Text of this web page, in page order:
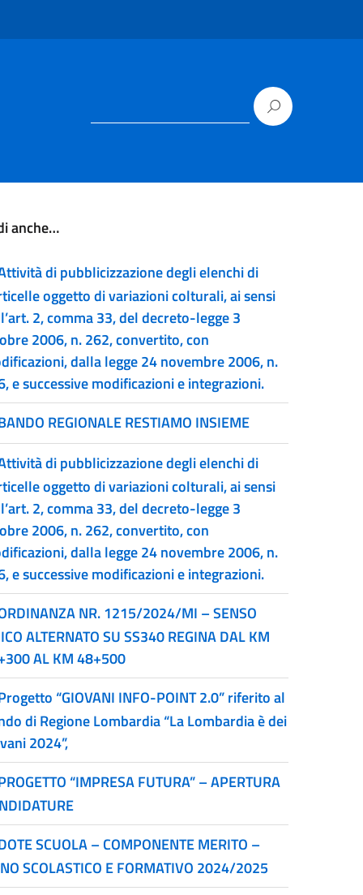
anche…
di pubblicizzazione degli elenchi di
oggetto di variazioni colturali, ai sensi
2, comma 33, del decreto-legge 3
2006, n. 262, convertito, con
dalla legge 24 novembre 2006, n.
e successive modificazioni e integrazioni.
REGIONALE RESTIAMO INSIEME
di pubblicizzazione degli elenchi di
oggetto di variazioni colturali, ai sensi
2, comma 33, del decreto-legge 3
2006, n. 262, convertito, con
dalla legge 24 novembre 2006, n.
e successive modificazioni e integrazioni.
NR. 1215/2024/MI – SENSO
ALTERNATO SU SS340 REGINA DAL KM
AL KM 48+500
“GIOVANI INFO-POINT 2.0” riferito al
di Regione Lombardia “La Lombardia è dei
2024”,
“IMPRESA FUTURA” – APERTURA
SCUOLA – COMPONENTE MERITO –
SCOLASTICO E FORMATIVO 2024/2025